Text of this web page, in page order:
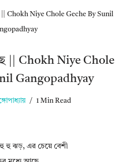
|| Chokh Niye Chole Geche By Sunil
|| Chokh Niye Chole
Gangopadhyay
1 Min Read
হু ঝড়, এর চেয়ে বেশী